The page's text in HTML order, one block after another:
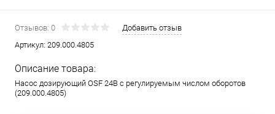
Отзывов: 0
Добавить отзыв
Артикул: 209.000.4805
Описание товара:
Насос дозирующий OSF 24В с регулируемым числом оборотов
(209.000.4805)